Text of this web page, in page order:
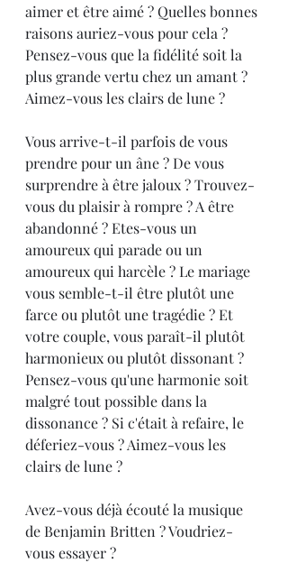
aimer et être aimé ? Quelles bonnes
raisons auriez-vous pour cela ?
Pensez-vous que la fidélité soit la
plus grande vertu chez un amant ?
Aimez-vous les clairs de lune ?
Vous arrive-t-il parfois de vous
prendre pour un âne ? De vous
surprendre à être jaloux ? Trouvez-
vous du plaisir à rompre ? A être
abandonné ? Etes-vous un
amoureux qui parade ou un
amoureux qui harcèle ? Le mariage
vous semble-t-il être plutôt une
farce ou plutôt une tragédie ? Et
votre couple, vous paraît-il plutôt
harmonieux ou plutôt dissonant ?
Pensez-vous qu'une harmonie soit
malgré tout possible dans la
dissonance ? Si c'était à refaire, le
déferiez-vous ? Aimez-vous les
clairs de lune ?
Avez-vous déjà écouté la musique
de Benjamin Britten ? Voudriez-
vous essayer ?